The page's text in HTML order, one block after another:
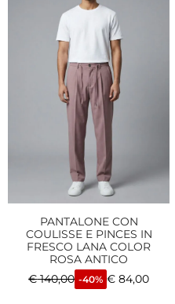
PANTALONE CON
COULISSE E PINCES IN
FRESCO LANA COLOR
ROSA ANTICO
€140,00 -40% € 84,00